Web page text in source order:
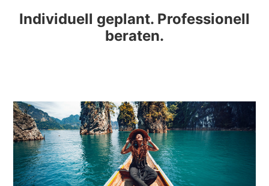
Individuell geplant. Professionell
beraten.